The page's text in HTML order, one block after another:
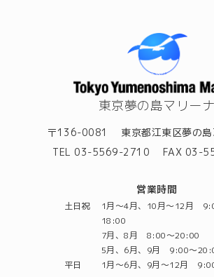
東京夢の島マリーナ
〒136-0081
東京都江東区夢の
TEL 03-5569-2710
FAX 03-
営業時間
土日祝
1月～4月、10月～12月
18:00
7月、8月 8:00～20:00
5月、6月、9月 9:00～
平日
1月～6月、9月～12月